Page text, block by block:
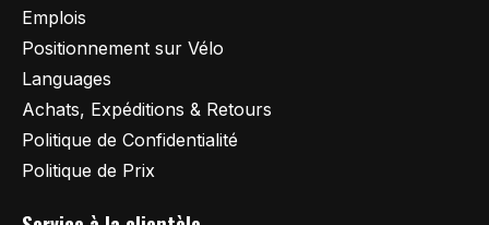
Emplois
Positionnement sur Vélo
Languages
Achats, Expéditions & Retours
Politique de Confidentialité
Politique de Prix